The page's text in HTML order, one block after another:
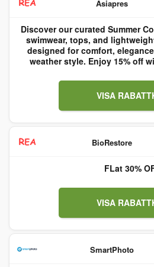
Asiapres
Discover our curated Summer
swimwear, tops, and
designed for comfort,
weather style. Enjoy 15% off
VISA
BioRestore
FLat 30%
VISA
SmartPhoto